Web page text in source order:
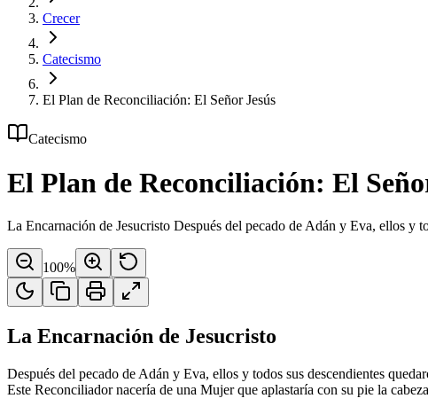
Crecer
Catecismo
El Plan de Reconciliación: El Señor Jesús
Catecismo
El Plan de Reconciliación: El
La Encarnación de Jesucristo Después del pecado de Adán y Eva, ellos y
100%
La Encarnación de Jesucristo
Después del pecado de Adán y Eva, ellos y todos sus descendientes
Este Reconciliador nacería de una Mujer que aplastaría con su pie la